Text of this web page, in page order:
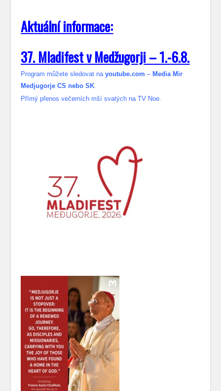
Aktuální informace:
37. Mladifest v Medžugorji – 1.-6.8.
Program můžete sledovat nayoutube.com – Media Mir
Medjugorje CS nebo SK.
Přímý přenos večerních mší svatých na TV Noe.